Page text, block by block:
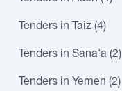
Tenders in Taiz (4)
Tenders in Sana'a (2)
Tenders in Yemen (2)